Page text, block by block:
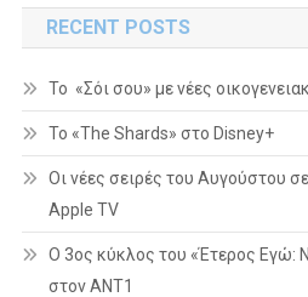
RECENT POSTS
Το «Σόι σου» με νέες
To «The Shards» στο Disney+
Οι νέες σειρές του Αυγούστου
Apple TV
Ο 3ος κύκλος του «Έτερος Εγώ:
στον ΑΝΤ1